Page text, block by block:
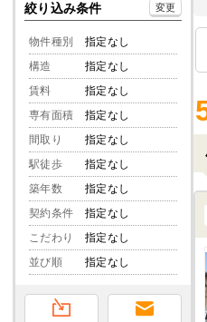
絞り込み条件 変更
物件種別
指定なし
構造
指定なし
賃料
指定なし
専有面積
指定なし
間取り
指定なし
駅徒歩
指定なし
築年数
指定なし
契約条件
指定なし
こだわり
指定なし
並び順
指定なし